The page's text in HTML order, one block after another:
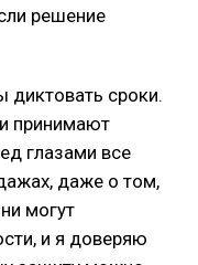
решение
сроки.
принимают
глазами все
даже о том,
могут
и я доверяю